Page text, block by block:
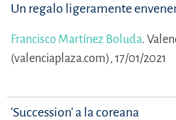
Un regalo ligeramente
Francisco Martínez Boluda.
(valenciaplaza.com), 17/01/2021
'Succession' a la coreana